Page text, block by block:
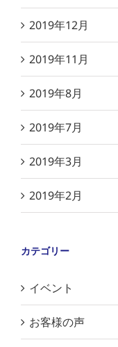
2019年12月
2019年11月
2019年8月
2019年7月
2019年3月
2019年2月
カテゴリー
イベント
お客様の声